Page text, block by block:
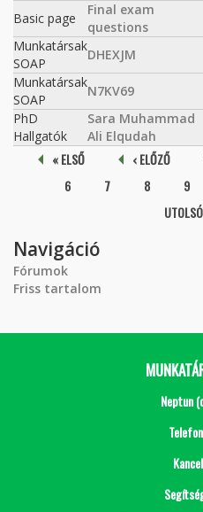
Basic page
Final exam
questions
Munkatársak
SOAP
DHEXJM
Munkatársak
SOAP
N7KV69
PhD
Hallgatók
Sara Muhammad
Ali Elqudah
Oldalak
« ELSŐ ‹ ELŐZŐ
6
7 8 9
Navigáció
Fórumok
Friss tartalom
Neptun